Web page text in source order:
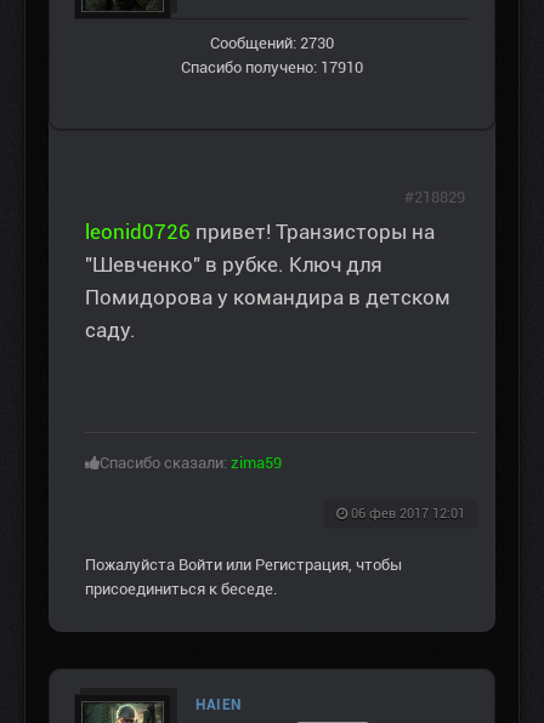
Сообщений: 2730
Спасибо получено: 17910
leonid0726 привет! Транзисторы на
"Шевченко" в рубке. Ключ для
Помидорова у командира в детском
саду.
Спасибо сказали: zima59
06 фев 2017 12:01
#218829
Пожалуйста Войти или Регистрация, чтобы
присоединиться к беседе.
HAIEN